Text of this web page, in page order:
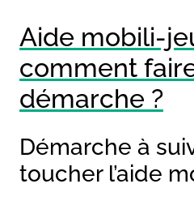
Aide mobili-
comment
démarche ?
Démarche à
toucher l’aide